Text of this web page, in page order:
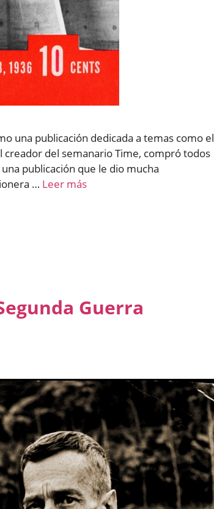
una publicación dedicada a temas como el
del semanario Time, compró todos
publicación que le dio mucha
… Leer más
Guerra